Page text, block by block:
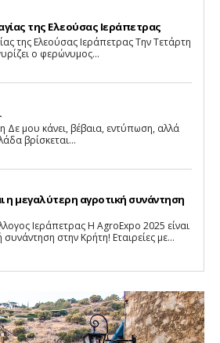
της Ελεούσας Ιεράπετρας
Ελεούσας Ιεράπετρας Την Τετάρτη
ο φερώνυμος...
βρίσκεται...
η μεγαλύτερη αγροτική συνάντηση
Ιεράπετρας Η AgroExpo 2025 είναι
η μεγαλύτερη αγροτική συνάντηση στην Κρήτη! Εταιρείες με...